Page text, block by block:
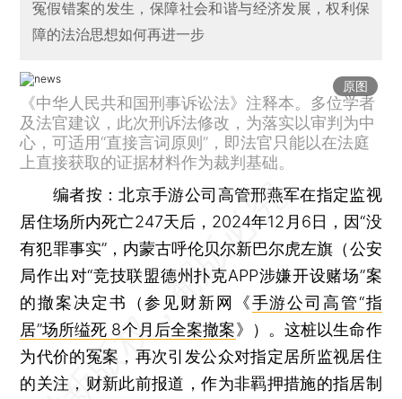
冤假错案的发生，保障社会和谐与经济发展，权利保
障的法治思想如何再进一步
原图
《中华人民共和国刑事诉讼法》注释本。多位学者
及法官建议，此次刑诉法修改，为落实以审判为中
心，可适用“直接言词原则”，即法官只能以在法庭
上直接获取的证据材料作为裁判基础。
编者按：北京手游公司高管邢燕军在指定监视
居住场所内死亡247天后，2024年12月6日，因“没
有犯罪事实”，内蒙古呼伦贝尔新巴尔虎左旗（公安
局作出对“竞技联盟德州扑克APP涉嫌开设赌场”案
的撤案决定书（参见财新网《手游公司高管“指
居”场所缢死 8个月后全案撤案》）。这桩以生命作
为代价的冤案，再次引发公众对指定居所监视居住
的关注，财新此前报道，作为非羁押措施的指居制